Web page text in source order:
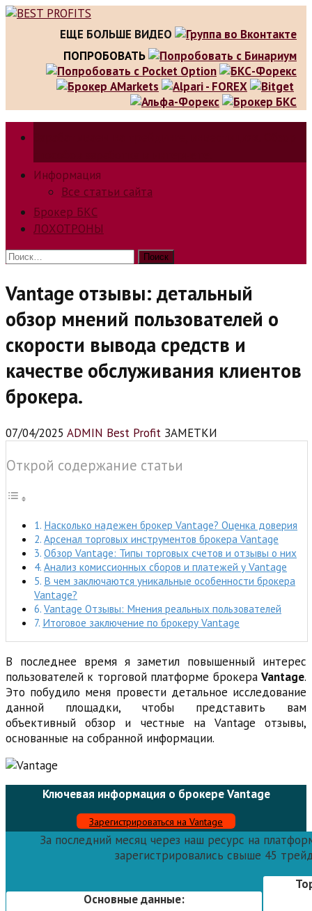
Skip
ЕЩЕ БОЛЬШЕ ВИДЕО
ПОПРОБОВАТЬ
Информация
Все статьи сайта
Брокер БКС
ЛОХОТРОНЫ
Найти:
Vantage отзывы: детальный
обзор мнений пользователей о
скорости вывода средств и
качестве обслуживания клиентов
брокера.
07/04/2025 ADMIN Best Profit ЗАМЕТКИ
Открой содержание статьи
Насколько надежен брокер Vantage? Оценка доверия
Арсенал торговых инструментов брокера Vantage
Обзор Vantage: Типы торговых счетов и отзывы о них
Анализ комиссионных сборов и платежей у Vantage
В чем заключаются уникальные особенности брокера
Vantage?
Vantage Отзывы: Мнения реальных пользователей
Итоговое заключение по брокеру Vantage
В последнее время я заметил повышенный интерес
пользователей к торговой платформе брокера Vantage.
Это побудило меня провести детальное исследование
данной площадки, чтобы представить вам
объективный обзор и честные на Vantage отзывы,
основанные на собранной информации.
Ключевая информация о брокере Vantage
Зарегистрироваться на Vantage
За последний месяц через наш ресурс на
зарегистрировались свыше 45
Основные данные: